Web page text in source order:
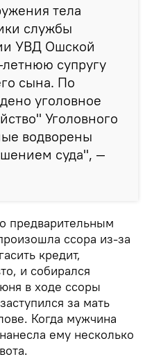
тела
службы
УВД Ошской
супругу
сына. По
уголовное
Уголовного
водворены
суда", —
предварительным
ссора из-за
кредит,
и собирался
в ходе ссоры
за мать
Когда мужчина
ему несколько